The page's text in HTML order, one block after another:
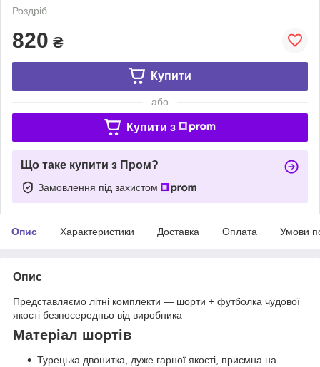
Роздріб
820 ₴
Купити
або
Купити з
Що таке купити з Пром?
Замовлення під захистом
Опис Характеристики Доставка Оплата Умови
Опис
Представляємо літні комплекти — шорти + футболка чудової
якості безпосередньо від виробника
Матеріал шортів
Турецька двонитка, дуже гарної якості, приємна на